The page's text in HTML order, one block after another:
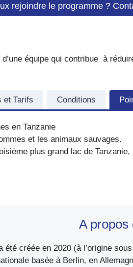
rejoindre le programme ?
équipe qui contribue à
et Tarifs Conditions
en Tanzanie
et les animaux sauvages.
plus grand lac de
A propos
été créée en 2020 (à l’origine
basée à Berlin, en